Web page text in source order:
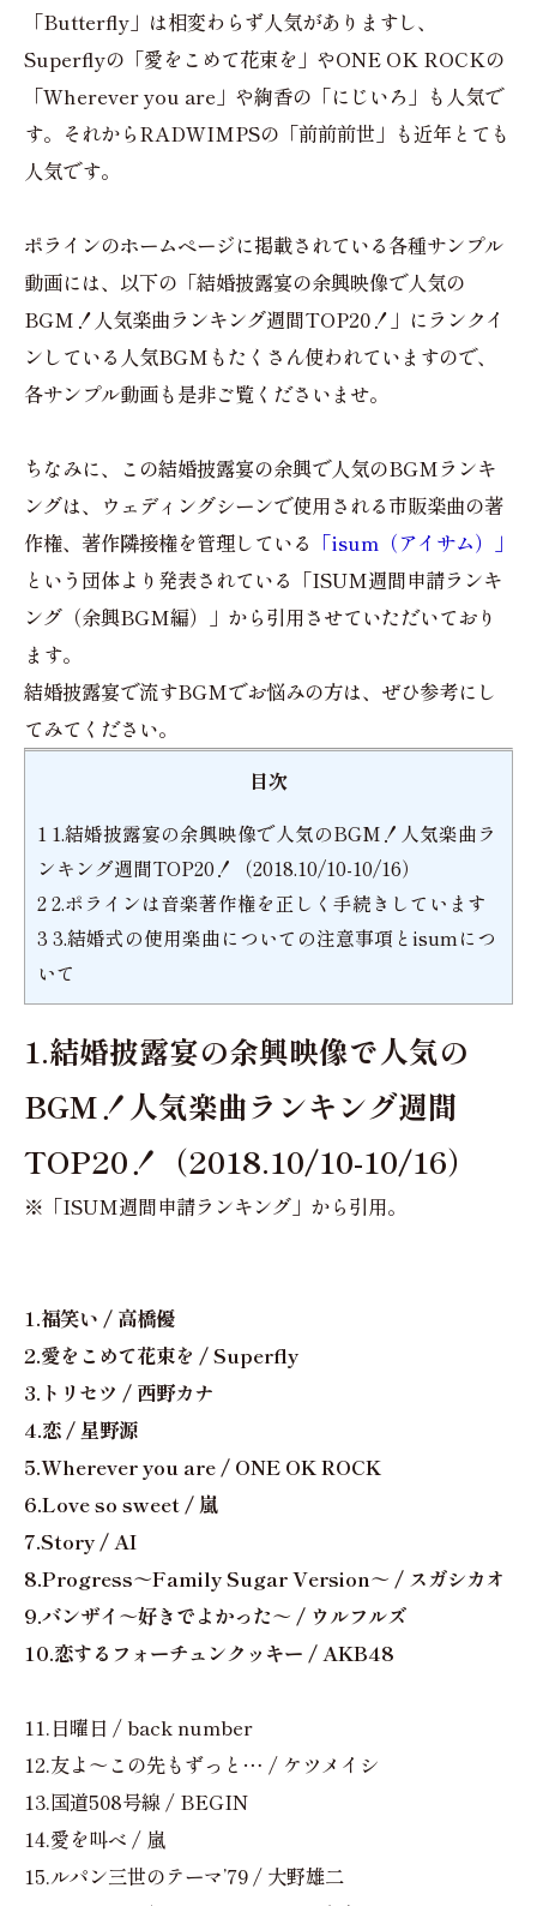
「Butterfly」は相変わらず人気がありますし、
Superflyの「愛をこめて花束を」やONE OK ROCKの
「Wherever you are」や絢香の「にじいろ」も人気で
す。それからRADWIMPSの「前前前世」も近年とても
人気です。
ポラインのホームページに掲載されている各種サンプル
動画には、以下の「結婚披露宴の余興映像で人気の
BGM！人気楽曲ランキング週間TOP20！」にランクイ
ンしている人気BGMもたくさん使われていますので、
各サンプル動画も是非ご覧くださいませ。
ちなみに、この結婚披露宴の余興で人気のBGMランキ
ングは、ウェディングシーンで使用される市販楽曲の著
作権、著作隣接権を管理している 「isum（アイサム）」
という団体より発表されている「ISUM週間申請ランキ
ング（余興BGM編）」から引用させていただいており
ます。
結婚披露宴で流すBGMでお悩みの方は、ぜひ参考にし
てみてください。
目次
1 1.結婚披露宴の余興映像で人気のBGM！人気楽曲ラ
ンキング週間TOP20！（2018.10/10-10/16）
22.ポラインは音楽著作権を正しく手続きしています
3 3.結婚式の使用楽曲についての注意事項とisumにつ
いて
1.結婚披露宴の余興映像で人気の
BGM！人気楽曲ランキング週間
TOP20！（2018.10/10-10/16）
※「ISUM週間申請ランキング」から引用。
1.福笑い / 高橋優
2.愛をこめて花束を / Superfly
3.トリセツ / 西野カナ
4.恋 / 星野源
5.Wherever you are / ONE OK ROCK
6.Love so sweet / 嵐
7.Story / AI
8.Progress～Family Sugar Version～ / スガシカオ
9.バンザイ～好きでよかった～ / ウルフルズ
10.恋するフォーチュンクッキー / AKB48
11.日曜日 / back number
12.友よ～この先もずっと… / ケツメイシ
13.国道508号線 / BEGIN
14.愛を叫べ / 嵐
15.ルパン三世のテーマ’79 / 大野雄二